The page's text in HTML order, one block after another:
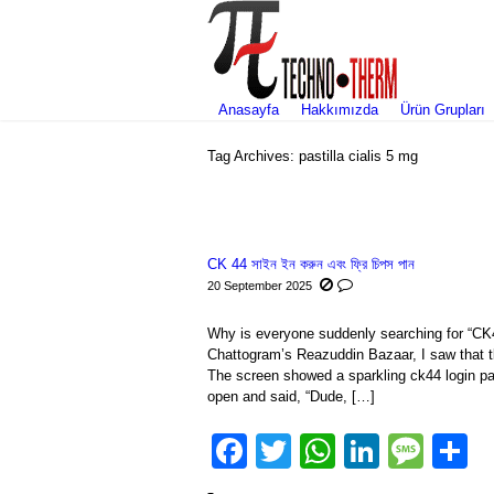
Anasayfa Hakkımızda Ürün Grupları
Tag Archives: pastilla cialis 5 mg
CK 44 সাইন ইন করুন এবং ফ্রি চিপস পান
20 September 2025
Why is everyone suddenly searching for
Chattogram’s Reazuddin Bazaar, I saw
The screen showed a sparkling ck44 login
open and said, “Dude, […]
Facebook
Twitter
WhatsApp
LinkedIn